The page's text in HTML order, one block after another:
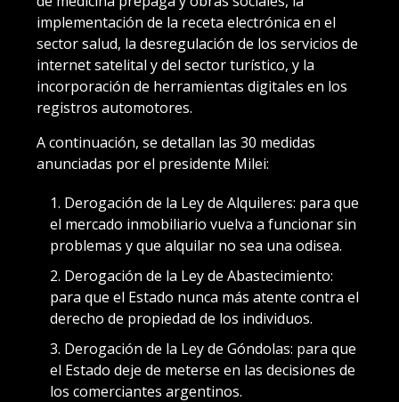
implementación de la receta electrónica en el
sector salud, la desregulación de los servicios de
internet satelital y del sector turístico, y la
incorporación de herramientas digitales en los
registros automotores.
A continuación, se detallan las 30 medidas
anunciadas por el presidente Milei:
Derogación de la Ley de Alquileres: para que
el mercado inmobiliario vuelva a funcionar sin
problemas y que alquilar no sea una odisea.
Derogación de la Ley de Abastecimiento:
para que el Estado nunca más atente contra el
derecho de propiedad de los individuos.
Derogación de la Ley de Góndolas: para que
el Estado deje de meterse en las decisiones de
los comerciantes argentinos.